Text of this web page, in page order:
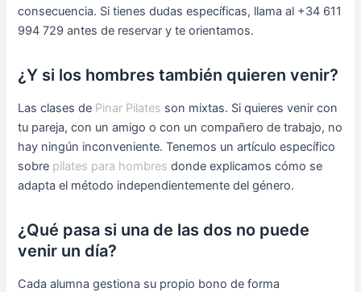
consecuencia. Si tienes dudas específicas, llama al +34 611
994 729 antes de reservar y te orientamos.
¿Y si los hombres también quieren venir?
Las clases de Pinar Pilates son mixtas. Si quieres venir con
tu pareja, con un amigo o con un compañero de trabajo, no
hay ningún inconveniente. Tenemos un artículo específico
sobre pilates para hombres donde explicamos cómo se
adapta el método independientemente del género.
¿Qué pasa si una de las dos no puede
venir un día?
Cada alumna gestiona su propio bono de forma